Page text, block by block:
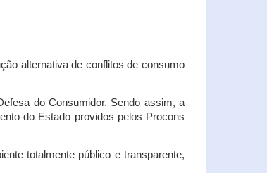
alternativa de conflitos de consumo
do Consumidor. Sendo assim, a
do Estado providos pelos Procons
totalmente público e transparente,